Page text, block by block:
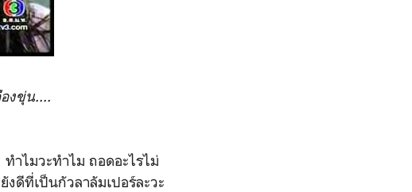
งขุ่น....
ำไมวะทำไม ถอดอะไรไม่
ดีที่เป็นกัวลาลัมเปอร์ละวะ